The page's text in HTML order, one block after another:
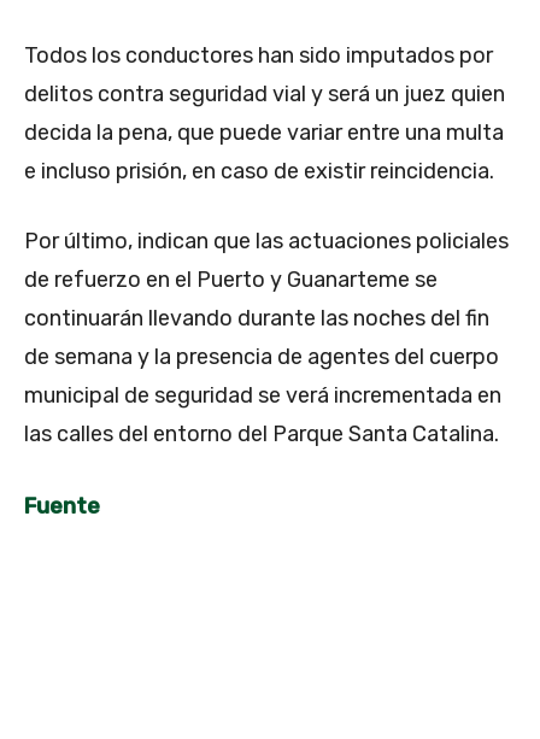
Todos los conductores han sido imputados por
delitos contra seguridad vial y será un juez quien
decida la pena, que puede variar entre una multa
e incluso prisión, en caso de existir reincidencia.
Por último, indican que las actuaciones policiales
de refuerzo en el Puerto y Guanarteme se
continuarán llevando durante las noches del fin
de semana y la presencia de agentes del cuerpo
municipal de seguridad se verá incrementada en
las calles del entorno del Parque Santa Catalina.
Fuente